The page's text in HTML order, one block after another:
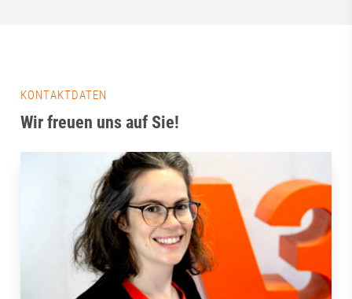
KONTAKTDATEN
Wir freuen uns auf Sie!